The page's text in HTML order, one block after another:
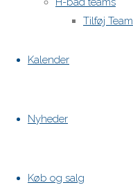
Tilføj Team
Kalender
Nyheder
Køb og salg